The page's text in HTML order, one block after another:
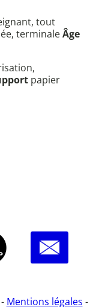
tout
terminaleÂge
papier
Mentions légales -